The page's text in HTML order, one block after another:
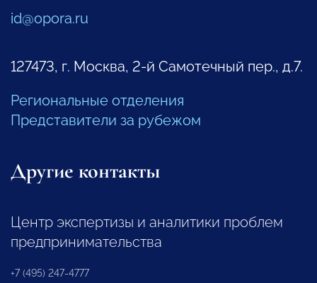
id@opora.ru
127473, г. Москва, 2-й Самотечный пер., д.7.
Региональные отделения
Представители за рубежом
Другие контакты
Центр экспертизы и аналитики проблем
предпринимательства
+7 (495) 247-4777